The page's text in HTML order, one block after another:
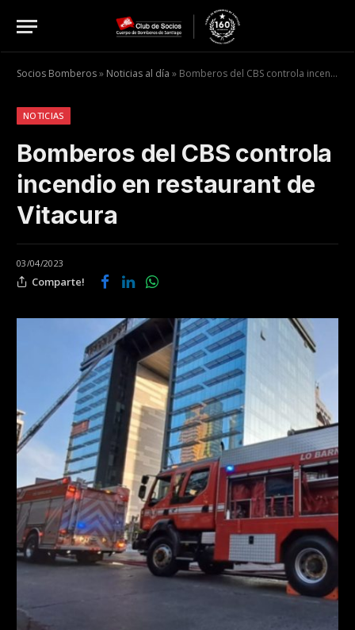
Socios Bomberos» Noticias al día » Bomberos del CBS controla incendio en restaurant de Vitacura
NOTICIAS
Bomberos del CBS controla
incendio en restaurant de
Vitacura
03/04/2023
Comparte!